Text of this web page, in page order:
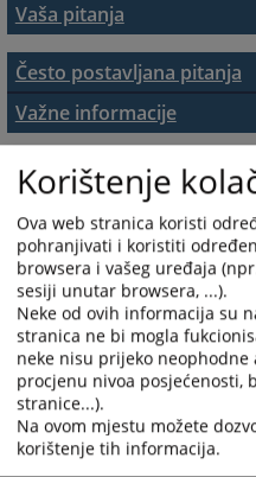
Vaša pitanja
Često postavljana pitanja
Često postavljana pitanja
Važne informacije
Podnošenje pritužbi
Korištenje
Ova web stranica koristi
pohranjivati i koristiti
browsera i vašeg uređaja
sesiji unutar browsera, ...).
Neke od ovih informacija su
stranica ne bi mogla
neke nisu prijeko
procjenu nivoa posjećenosti,
stranice...).
Na ovom mjestu možete
korištenje tih informacija.